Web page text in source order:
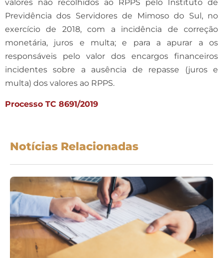
valores não recolhidos ao RPPS pelo Instituto de
Previdência dos Servidores de Mimoso do Sul, no
exercício de 2018, com a incidência de correção
monetária, juros e multa; e para a apurar a os
responsáveis pelo valor dos encargos financeiros
incidentes sobre a ausência de repasse (juros e
multa) dos valores ao RPPS.
Processo TC 8691/2019
Notícias Relacionadas